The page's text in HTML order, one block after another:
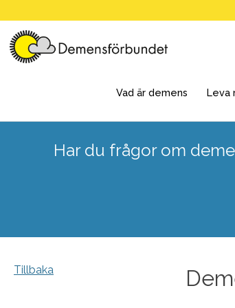
to
content
Vad är demens Leva
Har du frågor om
Tillbaka